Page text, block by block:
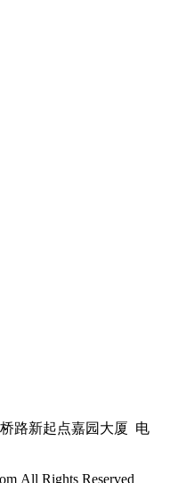
路新起点嘉园大厦 电
All Rights Reserved